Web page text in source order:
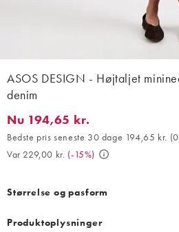
ASOS DESIGN - Højtaljet
denim
Nu 194,65 kr.. Bedste pris seneste
Nu 194,65 kr.
Bedste pris seneste 30 dage 194,65 kr. (
Var 229,00 kr. (-15%)
Størrelse og pasform
Produktoplysninger